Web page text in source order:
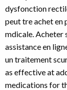
dysfonction
peut tre achet en
mdicale. Acheter
assistance en
un traitement
as effective at
medications for